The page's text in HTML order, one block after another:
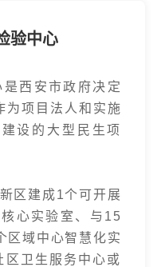
验中心
西安市政府决定
为项目法人和实施
设的大型民生项
区建成1个可开展
心实验室、与15
区域中心智慧化实
卫生服务中心或